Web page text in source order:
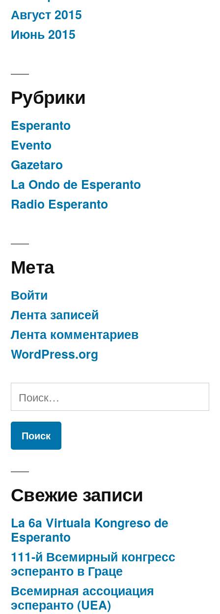
Август 2015
Июнь 2015
Рубрики
Esperanto
Evento
Gazetaro
La Ondo de Esperanto
Radio Esperanto
Мета
Войти
Лента записей
Лента комментариев
WordPress.org
Найти:
Свежие записи
La 6a Virtuala Kongreso de
Esperanto
111-й Всемирный конгресс
эсперанто в Граце
Всемирная ассоциация
эсперанто (UEA)